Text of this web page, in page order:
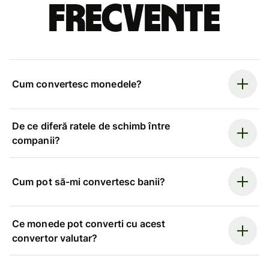
frecvente
Cum convertesc monedele?
De ce diferă ratele de schimb între
companii?
Cum pot să-mi convertesc banii?
Ce monede pot converti cu acest
convertor valutar?